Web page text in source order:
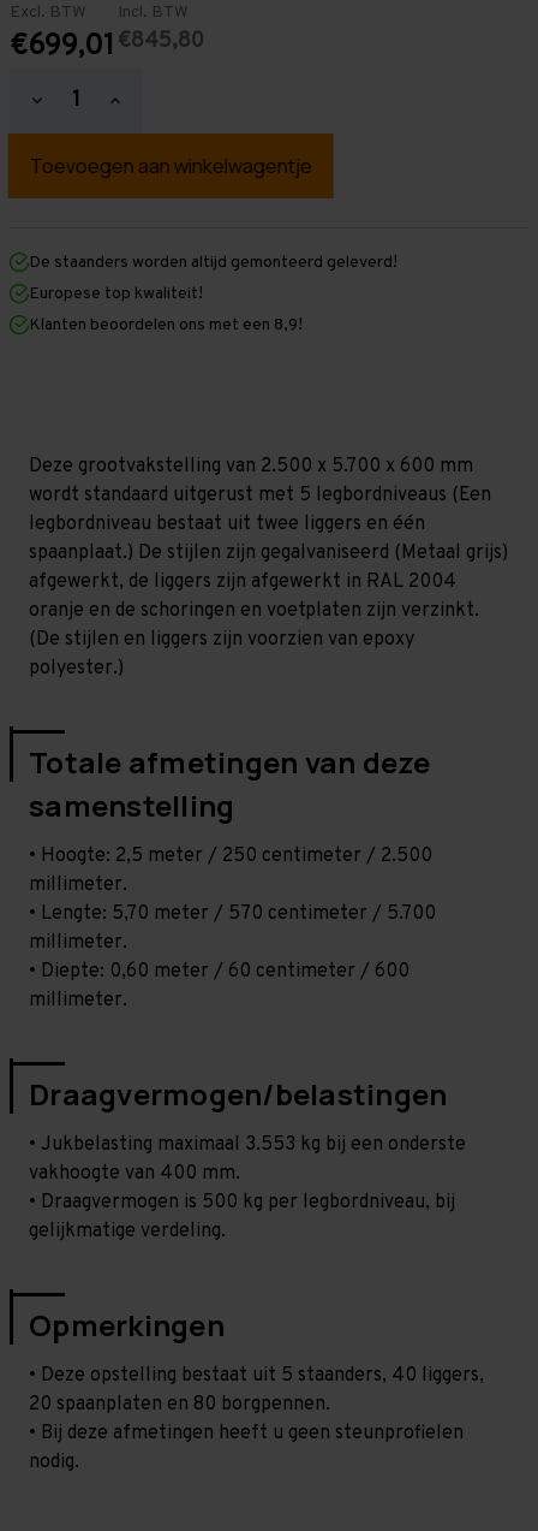
Excl. BTW
€699,01
Incl. BTW
€845,80
Hoeveelheid
verlagen
Grootvakstelling
mm
mm
x
600
mm
Hoeveelheid
verhogen
Grootvakstelling
mm
mm
600
mm
De staanders worden altijd gemonteerd geleverd!
Europese top kwaliteit!
Klanten beoordelen ons met een 8,9!
Deze grootvakstelling van 2.500 x 5.700 x 600 mm
wordt standaard uitgerust met 5 legbordniveaus (Een
legbordniveau bestaat uit twee liggers en één
spaanplaat.) De stijlen zijn gegalvaniseerd (Metaal grijs)
afgewerkt, de liggers zijn afgewerkt in RAL 2004
oranje en de schoringen en voetplaten zijn verzinkt.
(De stijlen en liggers zijn voorzien van epoxy
polyester.)
Totale afmetingen van deze
samenstelling
• Hoogte: 2,5 meter / 250 centimeter / 2.500
millimeter.
• Lengte: 5,70 meter / 570 centimeter / 5.700
millimeter.
• Diepte: 0,60 meter / 60 centimeter / 600
millimeter.
Draagvermogen/belastingen
• Jukbelasting maximaal 3.553 kg bij een onderste
vakhoogte van 400 mm.
• Draagvermogen is 500 kg per legbordniveau, bij
gelijkmatige verdeling.
Opmerkingen
• Deze opstelling bestaat uit 5 staanders, 40 liggers,
20 spaanplaten en 80 borgpennen.
• Bij deze afmetingen heeft u geen steunprofielen
nodig.